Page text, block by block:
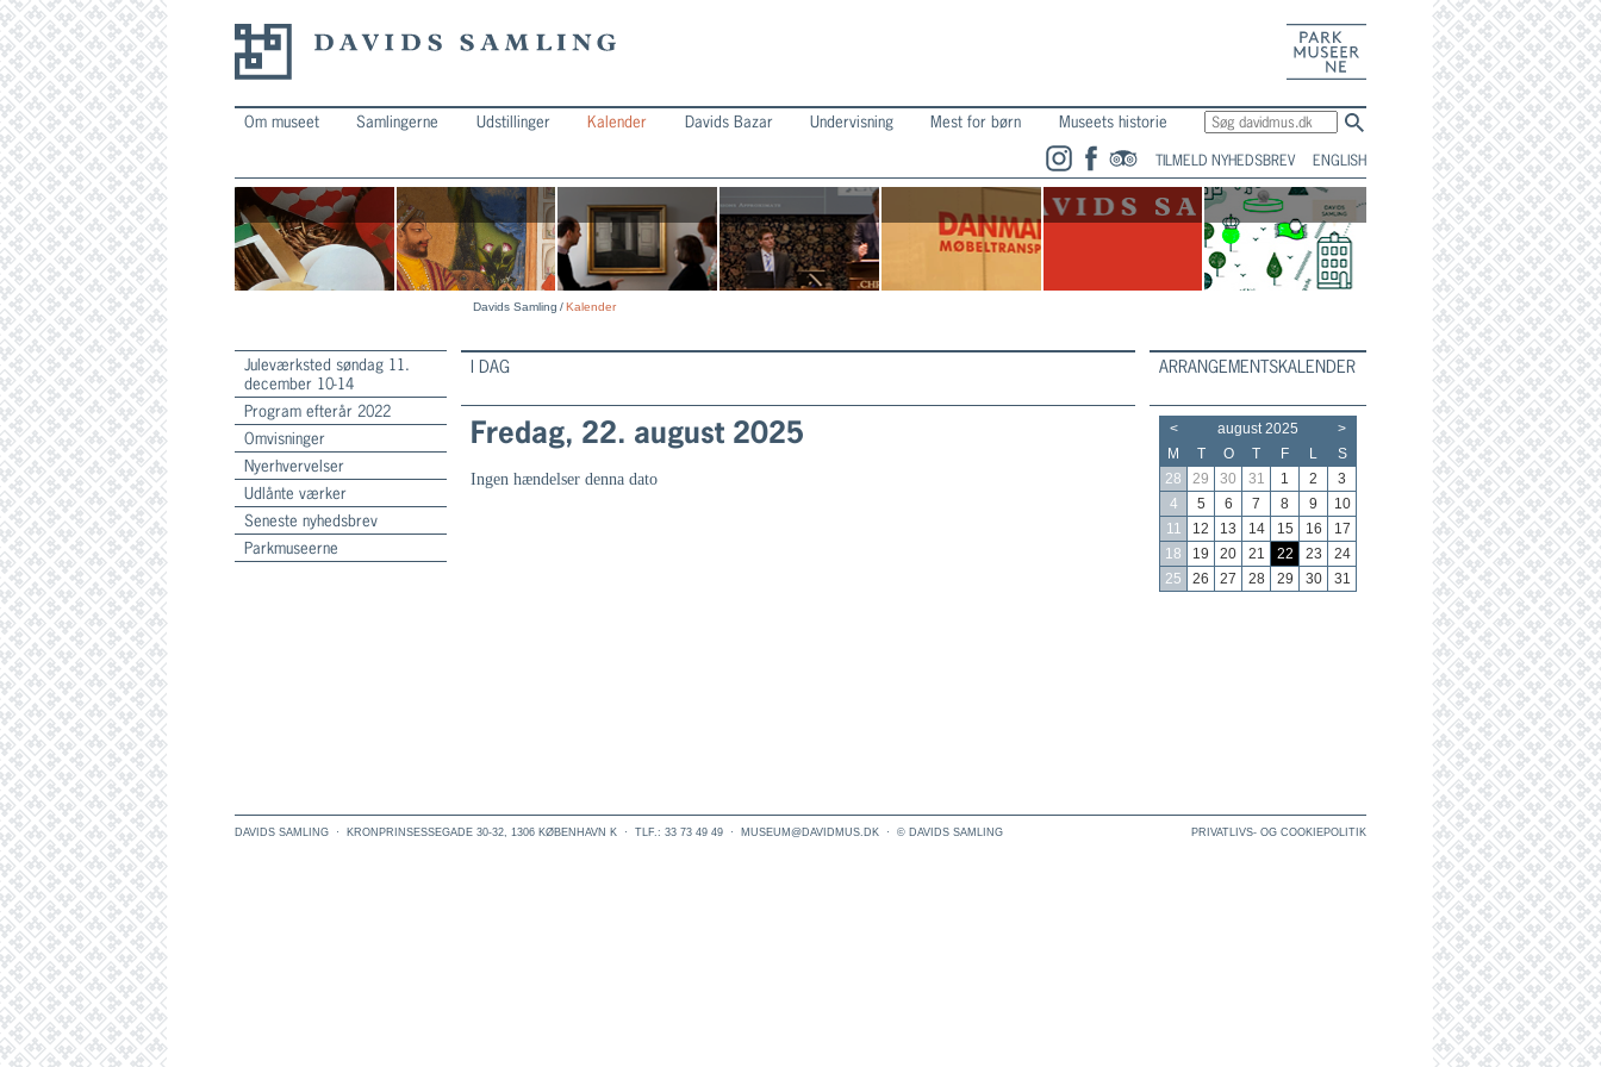
Om museet Samlingerne Udstillinger Kalender Davids Bazar Undervisning Mest for børn Museets historie
TILMELD NYHEDSBREV ENGLISH
Davids Samling /Kalender
Juleværksted søndag 11.
december 10-14
Program efterår 2022
Omvisninger
Nyerhvervelser
Udlånte værker
Seneste nyhedsbrev
Parkmuseerne
I DAG
Fredag, 22. august 2025
Ingen hændelser denna dato
ARRANGEMENTSKALENDER
< august 2025
>
M
T O T F L
S
28
29 30 31 1 2
3
4
5 6 7 8 9
10
11
12 13 14 15 16
17
18
19 20 21 22 23
24
25
26 27 28 29 30 31
DAVIDS SAMLING · KRONPRINSESSEGADE 30-32, 1306 KØBENHAVN K · TLF.: 33 73 49 49 · MUSEUM@DAVIDMUS.DK · PRIVATLIVS- OG COOKIEPOLITIK
© DAVIDS SAMLING